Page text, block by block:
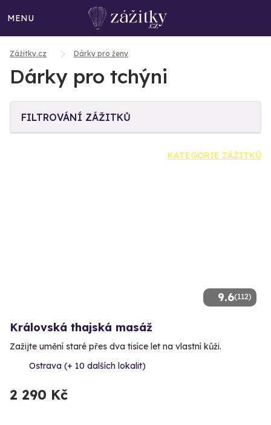
MENU
Zážitky.cz Dárky pro ženy
Dárky pro tchýni
FILTROVÁNÍ ZÁŽITKŮ
KATEGORIE ZÁŽITKŮ
9.6(112)
Královská thajská masáž
Zažijte umění staré přes dva tisíce let na vlastní kůži.
Ostrava (+ 10 dalších lokalit)
2 290 Kč